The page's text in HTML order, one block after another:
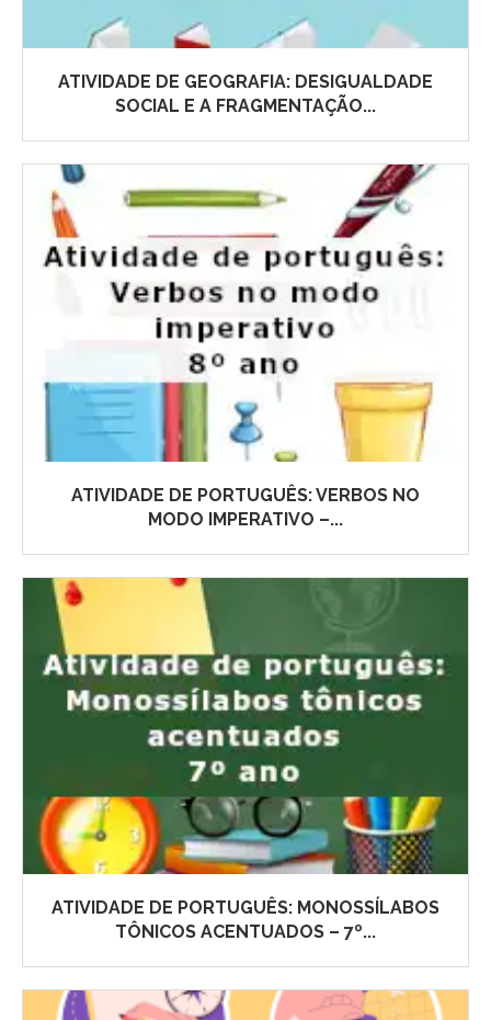
ATIVIDADE DE GEOGRAFIA: DESIGUALDADE
SOCIAL E A FRAGMENTAÇÃO...
ATIVIDADE DE PORTUGUÊS: VERBOS NO
MODO IMPERATIVO –...
ATIVIDADE DE PORTUGUÊS: MONOSSÍLABOS
TÔNICOS ACENTUADOS – 7º...